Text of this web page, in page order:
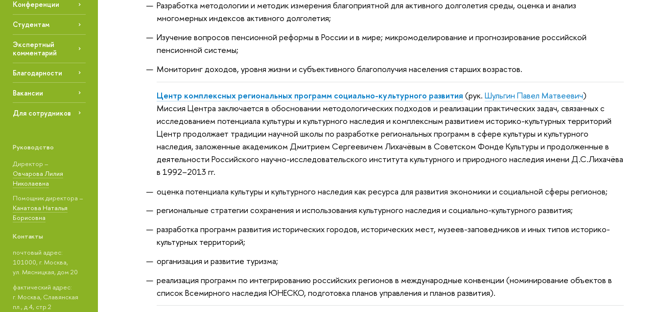
Конференции
Студентам
Экспертный
комментарий
Благодарности
Вакансии
Для сотрудников
Руководство
Директор –
Овчарова Лилия
Николаевна
Помощник директора –
Канатова Наталья
Борисовна
Контакты
почтовый адрес:
101000, г. Москва,
ул. Мясницкая, дом 20
фактический адрес:
г. Москва, Славянская
пл., д.4, стр.2
Разработка методологии и методик измерения благоприятной для активного долголетия среды, оценка и анализ
многомерных индексов активного долголетия;
Изучение вопросов пенсионной реформы в России и в мире; микромоделирование и прогнозирование российской
пенсионной системы;
Мониторинг доходов, уровня жизни и субъективного благополучия населения старших возрастов.
Центр комплексных региональных программ социально-культурного развития (рук. Шульгин Павел Матвеевич)
Миссия Центра заключается в обосновании методологических подходов и реализации практических задач, связанных с
исследованием потенциала культуры и культурного наследия и комплексным развитием историко-культурных территорий
Центр продолжает традиции научной школы по разработке региональных программ в сфере культуры и культурного
наследия, заложенные академиком Дмитрием Сергеевичем Лихачёвым в Советском Фонде Культуры и продолженные в
деятельности Российского научно-исследовательского института культурного и природного наследия имени Д.С.Лихачёва
в 1992–2013 гг.
оценка потенциала культуры и культурного наследия как ресурса для развития экономики и социальной сферы регионов;
региональные стратегии сохранения и использования культурного наследия и социально-культурного развития;
разработка программ развития исторических городов, исторических мест, музеев-заповедников и иных типов историко-
культурных территорий;
организация и развитие туризма;
реализация программ по интегрированию российских регионов в международные конвенции (номинирование объектов в
список Всемирного наследия ЮНЕСКО, подготовка планов управления и планов развития).